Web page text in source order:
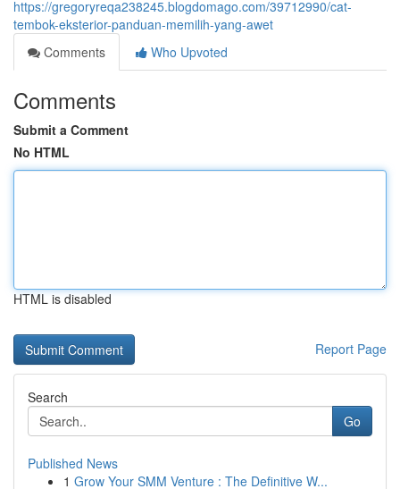
https://gregoryreqa238245.blogdomago.com/39712990/cat-
tembok-eksterior-panduan-memilih-yang-awet
Comments
Who Upvoted
Comments
Submit a Comment
No HTML
HTML is disabled
Report Page
Search
Go
Published News
1 Grow Your SMM Venture : The Definitive W...